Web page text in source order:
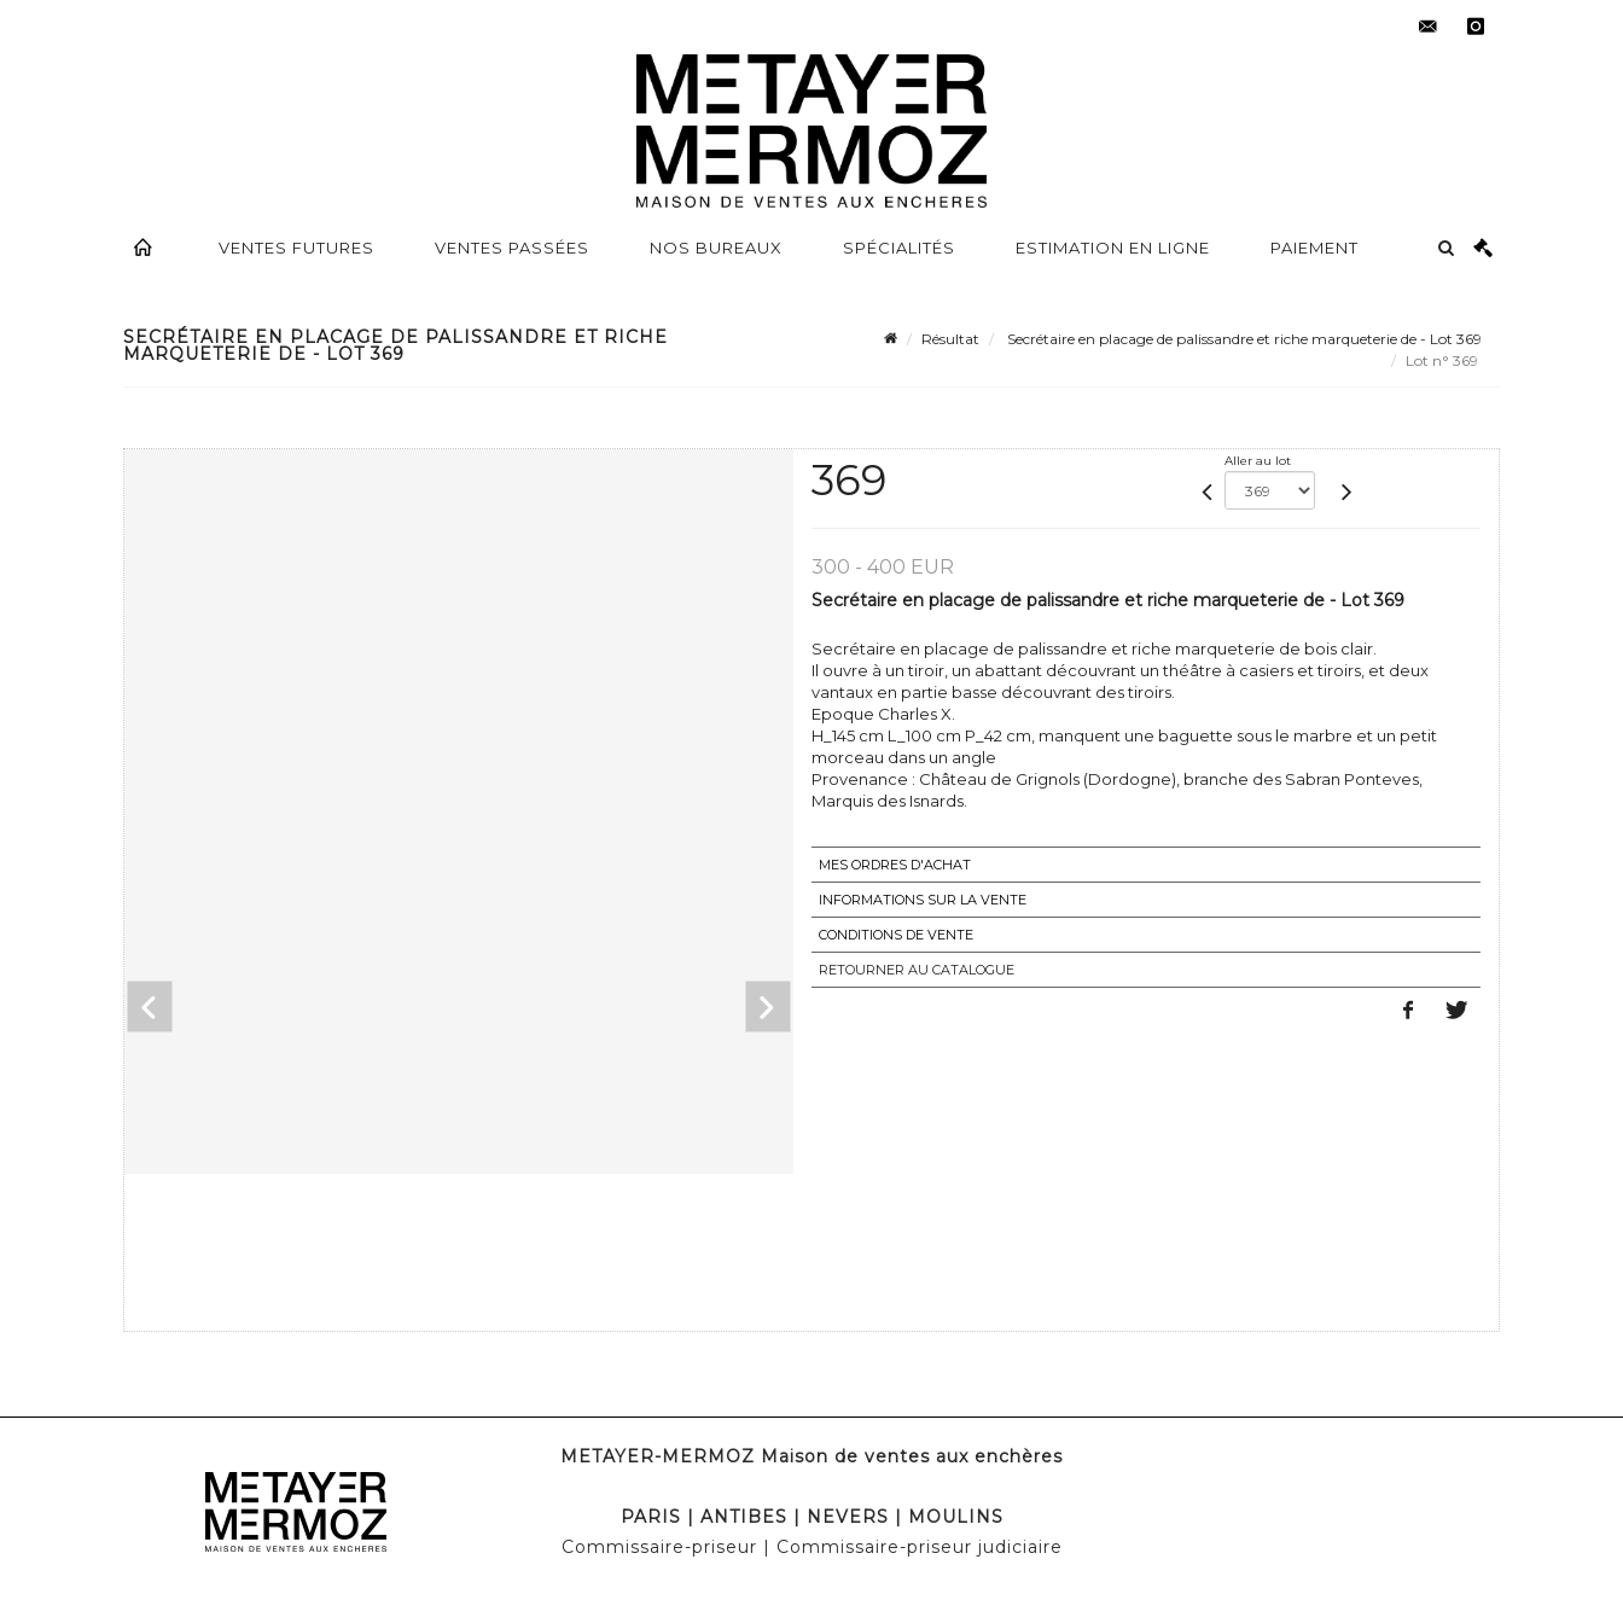
VENTES FUTURES VENTES PASSÉES NOS BUREAUX SPÉCIALITÉS ESTIMATION EN LIGNE PAIEMENT
SECRÉTAIRE EN PLACAGE DE PALISSANDRE ET RICHE
MARQUETERIE DE - LOT 369
Résultat
Secrétaire en placage de palissandre et riche marqueterie de - Lot 369
Lot n° 369
369 Aller au lot
300 - 400 EUR
Secrétaire en placage de palissandre et riche marqueterie de - Lot 369
Secrétaire en placage de palissandre et riche marqueterie de bois clair.
Il ouvre à un tiroir, un abattant découvrant un théâtre à casiers et tiroirs, et deux
vantaux en partie basse découvrant des tiroirs.
Epoque Charles X.
H_145 cm L_100 cm P_42 cm, manquent une baguette sous le marbre et un petit
morceau dans un angle
Provenance : Château de Grignols (Dordogne), branche des Sabran Ponteves,
Marquis des Isnards.
MES ORDRES D'ACHAT
INFORMATIONS SUR LA VENTE
CONDITIONS DE VENTE
RETOURNER AU CATALOGUE
METAYER-MERMOZ Maison de ventes aux enchères
PARIS | ANTIBES | NEVERS | MOULINS
Commissaire-priseur | Commissaire-priseur judiciaire